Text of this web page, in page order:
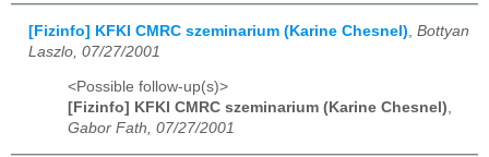
[Fizinfo] KFKI CMRC szeminarium (Karine Chesnel) Bottyan
Laszlo, 07/27/2001
<Possible follow-up(s)>
[Fizinfo] KFKI CMRC szeminarium (Karine Chesnel),
Gabor Fath, 07/27/2001